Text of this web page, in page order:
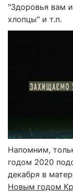
"Здоровья вам
хлопцы" и т.п.
Напомним,
годом 2020
декабря в
Новым годом